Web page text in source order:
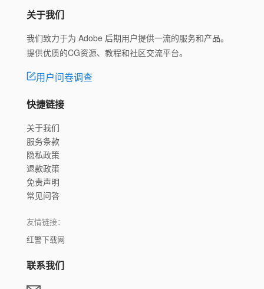
关于我们
我们致力于为 Adobe 后期用户提供一流的服务和产品。
提供优质的CG资源、教程和社区交流平台。
用户问卷调查
快捷链接
关于我们
服务条款
隐私政策
退款政策
免责声明
常见问答
友情链接：
红警下载网
联系我们